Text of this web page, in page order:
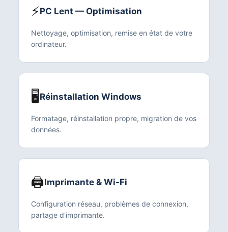
⚡PC Lent — Optimisation
Nettoyage, optimisation, remise en état de votre
ordinateur.
🖥️ Réinstallation Windows
Formatage, réinstallation propre, migration de vos
données.
🖨️Imprimante & Wi-Fi
Configuration réseau, problèmes de connexion,
partage d'imprimante.